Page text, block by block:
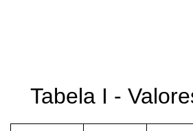
Tabela I -